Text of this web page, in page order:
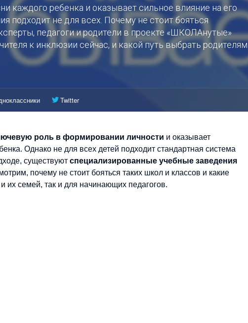
каждого ребенка и оказывает сильное влияние на его
подходит не для всех. Почему не стоит бояться
педагоги и родители в проекте «ШКОЛАнутые»
к инклюзии сейчас, и какой путь выбрать родителям
Twitter
роль в формировании личности и оказывает
Однако не для всех детей подходит стандартная система
существуют специализированные учебные заведения
почему не стоит бояться таких школ и классов и какие
их семей, так и для начинающих педагогов.